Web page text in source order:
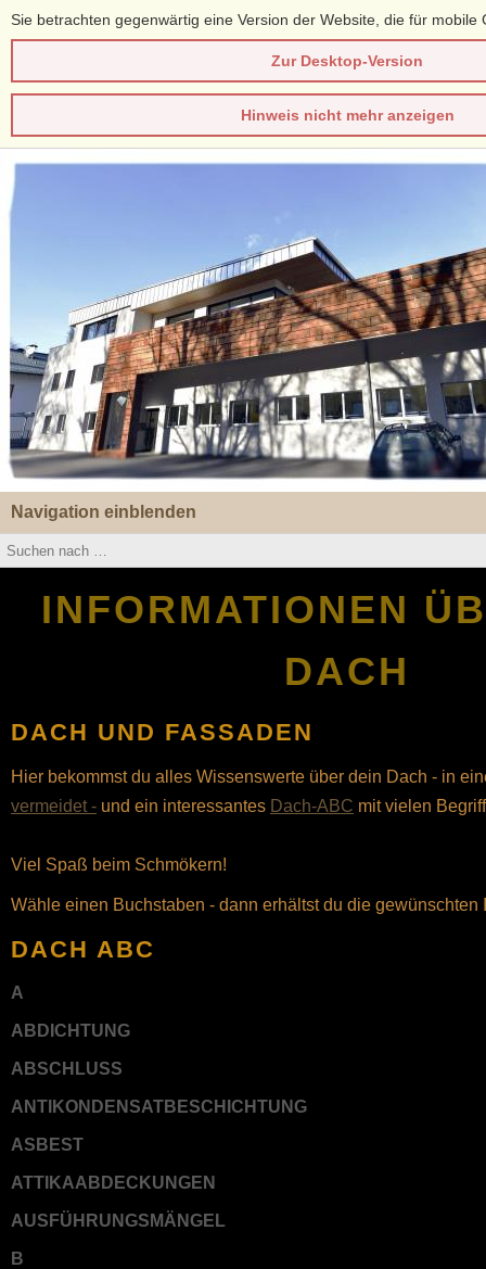
Sie betrachten gegenwärtig eine Version der Website, die für mobile
Zur Desktop-Version
Hinweis nicht mehr anzeigen
Navigation einblenden
INFORMATIONEN
DACH
DACH UND FASSADEN
Hier bekommst du alles Wissenswerte über dein Dach - in
vermeidet - und ein interessantes Dach-ABC mit vielen
Viel Spaß beim Schmökern!
Wähle einen Buchstaben - dann erhältst du die gewünschten
DACH ABC
A
ABDICHTUNG
ABSCHLUSS
ANTIKONDENSATBESCHICHTUNG
ASBEST
ATTIKAABDECKUNGEN
AUSFÜHRUNGSMÄNGEL
B